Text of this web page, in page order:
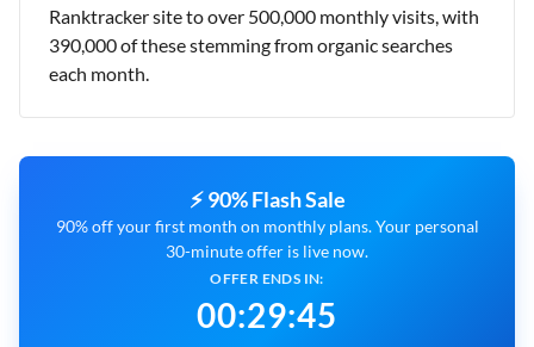
Ranktracker site to over 500,000 monthly visits, with
390,000 of these stemming from organic searches
each month.
⚡ 90% Flash Sale
90% off your first month on monthly plans. Your personal
30-minute offer is live now.
OFFER ENDS IN:
00:29:44